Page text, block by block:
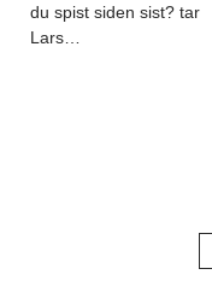
du spist siden sist? tar
Lars…